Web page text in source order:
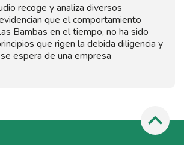
recoge y analiza diversos
que el comportamiento
Bambas en el tiempo, no ha sido
que rigen la debida diligencia y
espera de una empresa